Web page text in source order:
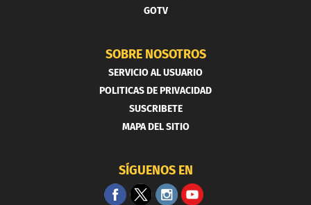
GOTV
SOBRE NOSOTROS
SERVICIO AL USUARIO
POLITICAS DE PRIVACIDAD
SUSCRIBETE
MAPA DEL SITIO
SÍGUENOS EN